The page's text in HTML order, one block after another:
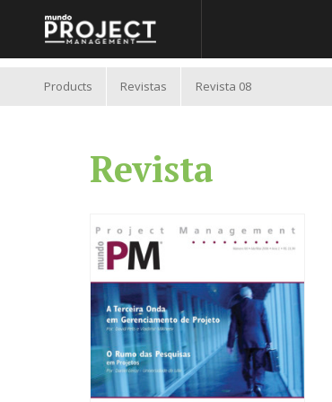
Products Revistas Revista 08
Revista